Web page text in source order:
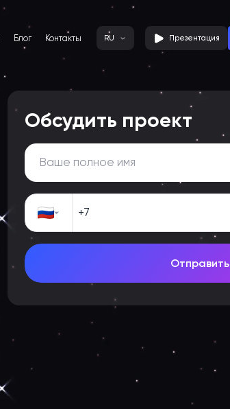
Блог Контакты RU Презентация
Обсудить проект
Отправить